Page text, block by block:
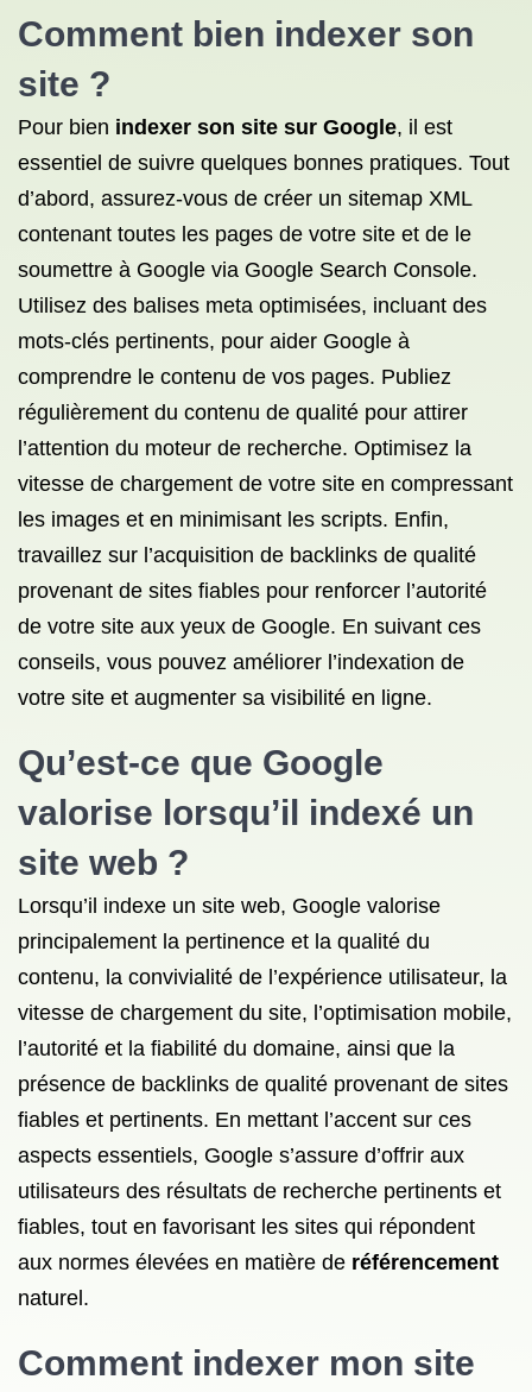
Comment bien indexer son
site ?
Pour bien indexer son site sur Google, il est
essentiel de suivre quelques bonnes pratiques. Tout
d’abord, assurez-vous de créer un sitemap XML
contenant toutes les pages de votre site et de le
soumettre à Google via Google Search Console.
Utilisez des balises meta optimisées, incluant des
mots-clés pertinents, pour aider Google à
comprendre le contenu de vos pages. Publiez
régulièrement du contenu de qualité pour attirer
l’attention du moteur de recherche. Optimisez la
vitesse de chargement de votre site en compressant
les images et en minimisant les scripts. Enfin,
travaillez sur l’acquisition de backlinks de qualité
provenant de sites fiables pour renforcer l’autorité
de votre site aux yeux de Google. En suivant ces
conseils, vous pouvez améliorer l’indexation de
votre site et augmenter sa visibilité en ligne.
Qu’est-ce que Google
valorise lorsqu’il indexé un
site web ?
Lorsqu’il indexe un site web, Google valorise
principalement la pertinence et la qualité du
contenu, la convivialité de l’expérience utilisateur, la
vitesse de chargement du site, l’optimisation mobile,
l’autorité et la fiabilité du domaine, ainsi que la
présence de backlinks de qualité provenant de sites
fiables et pertinents. En mettant l’accent sur ces
aspects essentiels, Google s’assure d’offrir aux
utilisateurs des résultats de recherche pertinents et
fiables, tout en favorisant les sites qui répondent
aux normes élevées en matière de référencement
naturel.
Comment indexer mon site